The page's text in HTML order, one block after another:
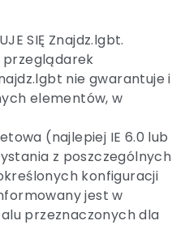
SIĘ Znajdz.lgbt.
przeglądarek
nie gwarantuje i
elementów, w
(najlepiej IE 6.0 lub
z poszczególnych
konfiguracji
jest w
przeznaczonych dla